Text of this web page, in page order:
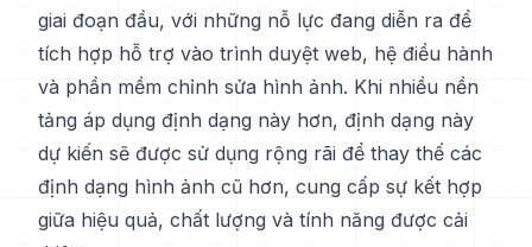
giai đoạn đầu, với những nỗ lực đang diễn ra để
tích hợp hỗ trợ vào trình duyệt web, hệ điều hành
và phần mềm chỉnh sửa hình ảnh. Khi nhiều nền
tảng áp dụng định dạng này hơn, định dạng này
dự kiến sẽ được sử dụng rộng rãi để thay thế các
định dạng hình ảnh cũ hơn, cung cấp sự kết hợp
giữa hiệu quả, chất lượng và tính năng được cải